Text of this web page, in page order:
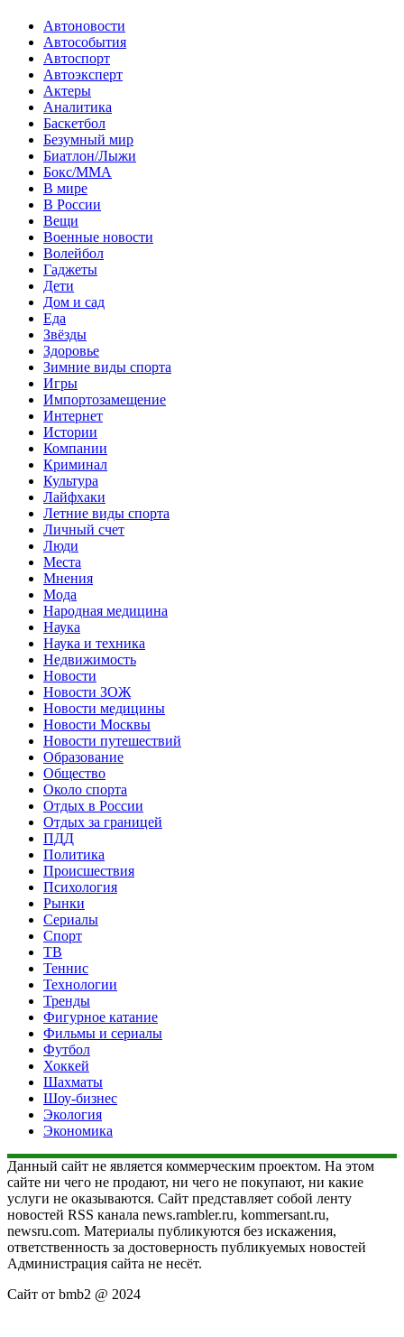
Автоновости
Автособытия
Автоспорт
Автоэксперт
Актеры
Аналитика
Баскетбол
Безумный мир
Биатлон/Лыжи
Бокс/MMA
В мире
В России
Вещи
Военные новости
Волейбол
Гаджеты
Дети
Дом и сад
Еда
Звёзды
Здоровье
Зимние виды спорта
Игры
Импортозамещение
Интернет
Истории
Компании
Криминал
Культура
Лайфхаки
Летние виды спорта
Личный счет
Люди
Места
Мнения
Мода
Народная медицина
Наука
Наука и техника
Недвижимость
Новости
Новости ЗОЖ
Новости медицины
Новости Москвы
Новости путешествий
Образование
Общество
Около спорта
Отдых в России
Отдых за границей
ПДД
Политика
Происшествия
Психология
Рынки
Сериалы
Спорт
ТВ
Теннис
Технологии
Тренды
Фигурное катание
Фильмы и сериалы
Футбол
Хоккей
Шахматы
Шоу-бизнес
Экология
Экономика
Данный сайт не является коммерческим проектом. На этом
сайте ни чего не продают, ни чего не покупают, ни какие
услуги не оказываются. Сайт представляет собой ленту
новостей RSS канала news.rambler.ru, kommersant.ru,
newsru.com. Материалы публикуются без искажения,
ответственность за достоверность публикуемых новостей
Администрация сайта не несёт.
Сайт от bmb2 @ 2024